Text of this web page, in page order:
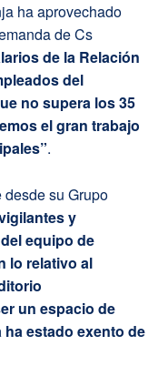
ha aprovechado
de Cs
de la Relación
del
no supera los 35
el gran trabajo
.
su Grupo
y
equipo de
lo relativo al
un espacio de
estado exento de